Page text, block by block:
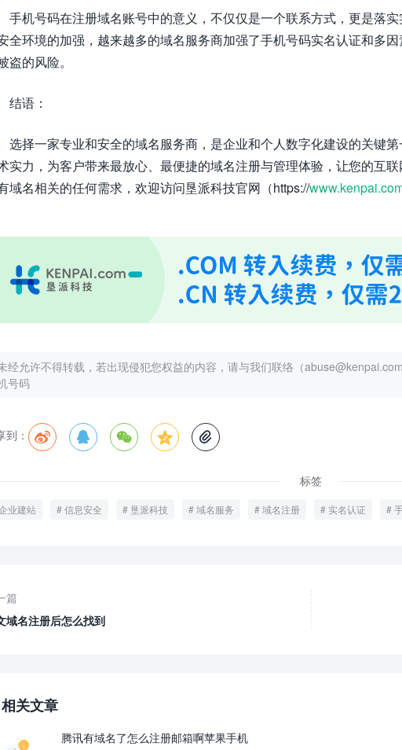
手机号码在注册域名账号中的意义，不仅仅是一个联系方式，更是落
全环境的加强，越来越多的域名服务商加强了手机号码实名认证和多
盗的风险。
结语：
选择一家专业和安全的域名服务商，是企业和个人数字化建设的关键
实力，为客户带来最放心、最便捷的域名注册与管理体验，让您的互
域名相关的任何需求，欢迎访问垦派科技官网（https://
经允许不得转载，若出现侵犯您权益的内容，请与我们联络（abuse@kenpai.com
号码
到：     
标签
业建站 信息安全 垦派科技 域名服务 域名注册 实名认证
篇
域名注册后怎么找到
相关文章
腾讯有域名了怎么注册邮箱啊苹果手机